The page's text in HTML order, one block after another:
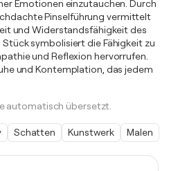
Emotionen einzutauchen. Durch
Pinselführung vermittelt
und Widerstandsfähigkeit des
symbolisiert die Fähigkeit zu
und Reflexion hervorrufen.
und Kontemplation, das jedem
automatisch übersetzt.
Schatten Kunstwerk Malen